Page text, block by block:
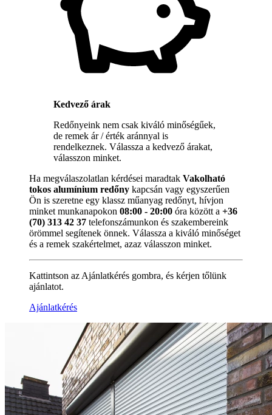
Kedvező árak
Redőnyeink nem csak kiváló minőségűek,
de remek ár / érték aránnyal is
rendelkeznek. Válassza a kedvező árakat,
válasszon minket.
Ha megválaszolatlan kérdései maradtak Vakolható
tokos alumínium redőny kapcsán vagy egyszerűen
Ön is szeretne egy klassz műanyag redőnyt, hívjon
minket munkanapokon 08:00 - 20:00 óra között a +36
(70) 313 42 37 telefonszámunkon és szakembereink
örömmel segítenek önnek. Válassza a kiváló minőséget
és a remek szakértelmet, azaz válasszon minket.
Kattintson az Ajánlatkérés gombra, és kérjen tőlünk
ajánlatot.
Ajánlatkérés